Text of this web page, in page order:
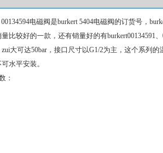
电磁阀是burkert 5404电磁阀的订货号，
比较好的一款，还有销量好的有burkert00134591、
大可达50bar，接口尺寸以G1/2为主，这个系列
水平安装。
：